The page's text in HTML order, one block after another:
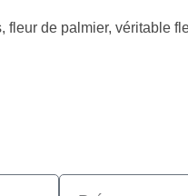
de palmier, véritable